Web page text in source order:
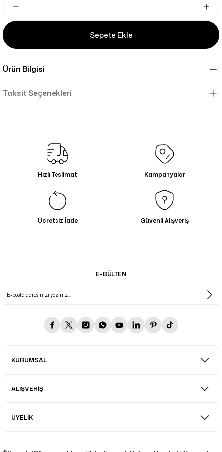
Sepete Ekle
Ürün Bilgisi
Taksit Seçenekleri
Hızlı Teslimat Kampanyalar
Ücretsiz İade Güvenli Alışveriş
E-BÜLTEN
KURUMSAL
ALIŞVERİŞ
ÜYELİK